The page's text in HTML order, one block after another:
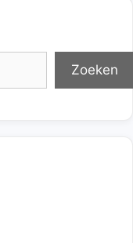
Zoeken